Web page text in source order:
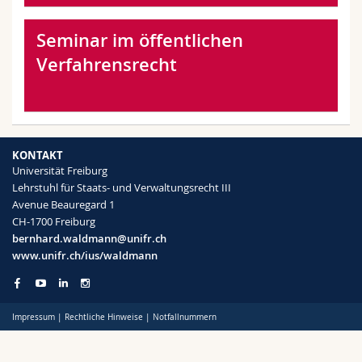
Math.-Nat. und Med. Fak.
Interfakultär
Mitarbeitende
Doktorierende
Webmail
Vorlesungsverzeichnis
Seminar im öffentlichen
Verfahrensrecht
KONTAKT
Universität Freiburg
Lehrstuhl für Staats- und Verwaltungsrecht III
Avenue Beauregard 1
CH-1700 Freiburg
bernhard.waldmann@unifr.ch
www.unifr.ch/ius/waldmann
Impressum | Rechtliche Hinweise | Notfallnummern